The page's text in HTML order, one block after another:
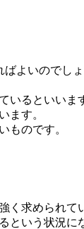
よいのでし
るといい
ます。
ものです。
求められ
いう状況に